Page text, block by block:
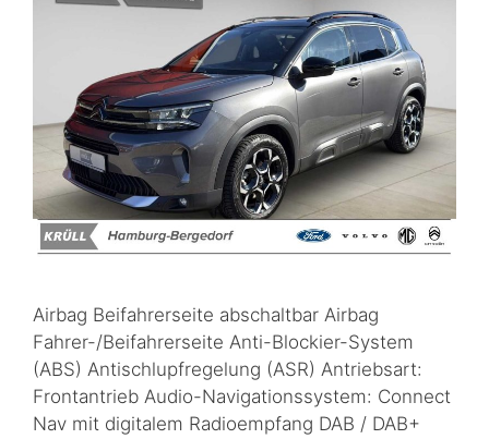
Airbag Beifahrerseite abschaltbar Airbag
Fahrer-/Beifahrerseite Anti-Blockier-System
(ABS) Antischlupfregelung (ASR) Antriebsart:
Frontantrieb Audio-Navigationssystem: Connect
Nav mit digitalem Radioempfang DAB / DAB+